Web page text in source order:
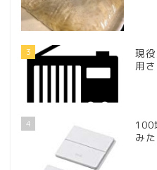
3
現
用
4
100
み